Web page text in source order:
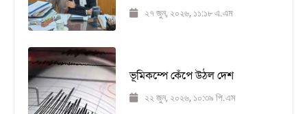
২৭ জুন, ২০২৬, ১১:১৮ এ.এম
ভূমিকম্পে কেঁপে উঠল দেশ
২২ জুন, ২০২৬, ১০:৩৯ পি.এম